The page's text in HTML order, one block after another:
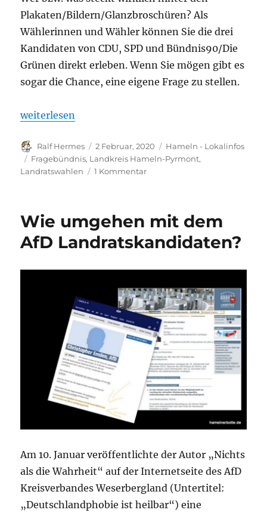
Plakaten/Bildern/Glanzbroschüren? Als
Wählerinnen und Wähler können Sie die drei
Kandidaten von CDU, SPD und Bündnis90/Die
Grünen direkt erleben. Wenn Sie mögen gibt es
sogar die Chance, eine eigene Frage zu stellen.
„Landratswahl 2020 in HM-PY: Nur einer kann
weiterlesen
Autor
Ralf Hermes
Veröffentlicht
am
2 Februar, 2020 Kategorien
Hameln - Lokalinfos
Schlagwörter
Fragebündnis, Landkreis Hameln-Pyrmont,
Landratswahlen
1 Kommentarzu
HM-
Nur
kann
Einladung
zu
einer
besonderen
Veranstaltung:
Wie umgehen mit dem
AfD Landratskandidaten?
Am 10. Januar veröffentlichte der Autor „Nichts
als die Wahrheit“ auf der Internetseite des AfD
Kreisverbandes Weserbergland (Untertitel:
„Deutschlandphobie ist heilbar“) eine